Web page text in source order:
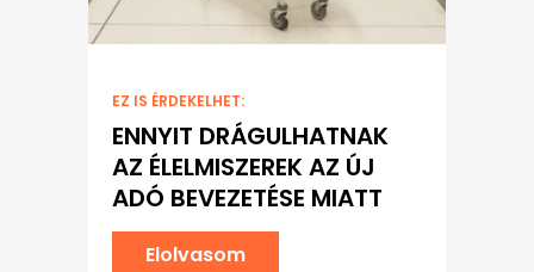
EZ IS ÉRDEKELHET:
ENNYIT DRÁGULHATNAK
AZ ÉLELMISZEREK AZ ÚJ
ADÓ BEVEZETÉSE MIATT
Elolvasom